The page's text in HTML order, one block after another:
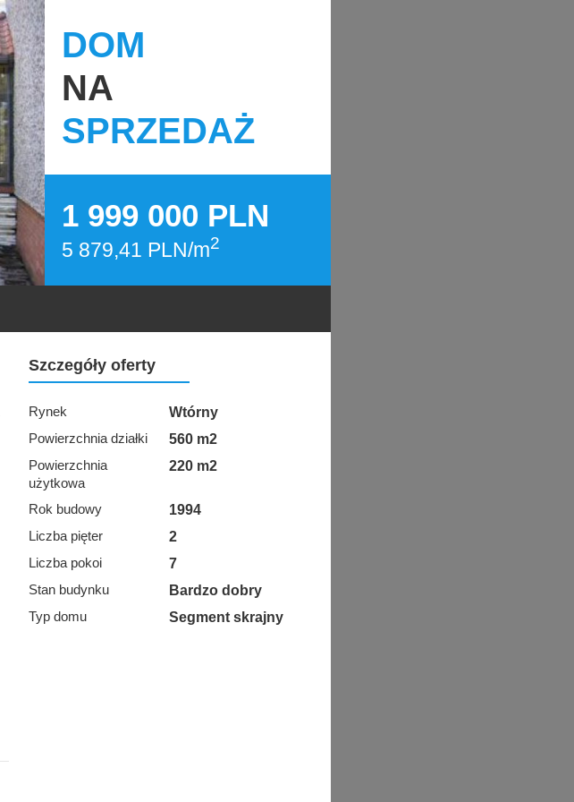
DOM
NA
SPRZEDAŻ
1 999 000 PLN
5 879,41 PLN/m2
Szczegóły oferty
Rynek
Wtórny
Powierzchnia działki
560 m2
Powierzchnia
użytkowa
220 m2
Rok budowy
1994
Liczba pięter
2
Liczba pokoi
7
Stan budynku
Bardzo dobry
Typ domu
Segment skrajny